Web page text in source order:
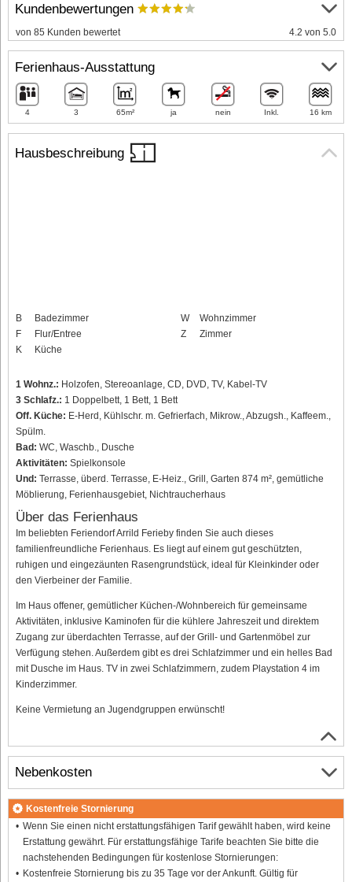
Hausbeschreibung
B
Badezimmer
F
Flur/Entree
K
Küche
W
Wohnzimmer
Z
Zimmer
1 Wohnz.: Holzofen, Stereoanlage, CD, DVD, TV, Kabel-TV
3 Schlafz.: 1 Doppelbett, 1 Bett, 1 Bett
Off. Küche: E-Herd, Kühlschr. m. Gefrierfach, Mikrow., Abzugsh., Kaffeem.,
Spülm.
Bad: WC, Waschb., Dusche
Aktivitäten: Spielkonsole
Und: Terrasse, überd. Terrasse, E-Heiz., Grill, Garten 874 m², gemütliche
Möblierung, Ferienhausgebiet, Nichtraucherhaus
Über das Ferienhaus
Im beliebten Feriendorf Arrild Ferieby finden Sie auch dieses
familienfreundliche Ferienhaus. Es liegt auf einem gut geschützten,
ruhigen und eingezäunten Rasengrundstück, ideal für Kleinkinder oder
den Vierbeiner der Familie.
Im Haus offener, gemütlicher Küchen-/Wohnbereich für gemeinsame
Aktivitäten, inklusive Kaminofen für die kühlere Jahreszeit und direktem
Zugang zur überdachten Terrasse, auf der Grill- und Gartenmöbel zur
Verfügung stehen. Außerdem gibt es drei Schlafzimmer und ein helles Bad
mit Dusche im Haus. TV in zwei Schlafzimmern, zudem Playstation 4 im
Kinderzimmer.
Keine Vermietung an Jugendgruppen erwünscht!
Kundenbewertungen
von 85 Kunden bewertet 4.2 von 5.0
Ferienhaus-Ausstattung
4 3 65m² ja nein Inkl. 16 km
Nebenkosten
Kostenfreie Stornierung
Wenn Sie einen nicht erstattungsfähigen Tarif gewählt haben, wird keine
Erstattung gewährt. Für erstattungsfähige Tarife beachten Sie bitte die
nachstehenden Bedingungen für kostenlose Stornierungen:
Kostenfreie Stornierung bis zu 35 Tage vor der Ankunft. Gültig für